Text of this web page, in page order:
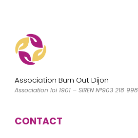
o
k
Association Burn Out Dijon
Association loi 1901 – SIREN N°903 218 998
CONTACT